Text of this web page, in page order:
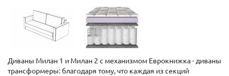
Диваны Милан 1 и Милан 2 с механизмом Еврокнижка - диваны
трансформеры: благодаря тому, что каждая из секций